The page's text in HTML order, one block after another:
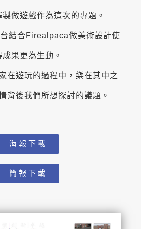
做遊戲作為這次的專題。
合Firealpaca做美術設計使
成果更為生動。
在遊玩的過程中，樂在其中之
背後我們所想探討的議題。
海報下載
簡報下載